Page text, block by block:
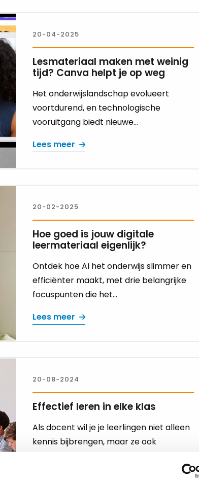
20-04-2025
Lesmateriaal maken met weinig
tijd? Canva helpt je op weg
Het onderwijslandschap evolueert
voortdurend, en technologische
vooruitgang biedt nieuwe...
Lees meer
20-02-2025
Hoe goed is jouw digitale
leermateriaal eigenlijk?
Ontdek hoe AI het onderwijs slimmer en
efficiënter maakt, met drie belangrijke
focuspunten die het...
Lees meer
20-08-2024
Effectief leren in elke klas
Als docent wil je je leerlingen niet alleen
kennis bijbrengen, maar ze ook